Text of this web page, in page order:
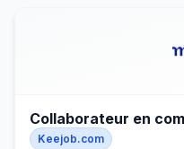
Collaborateur en
Keejob.com